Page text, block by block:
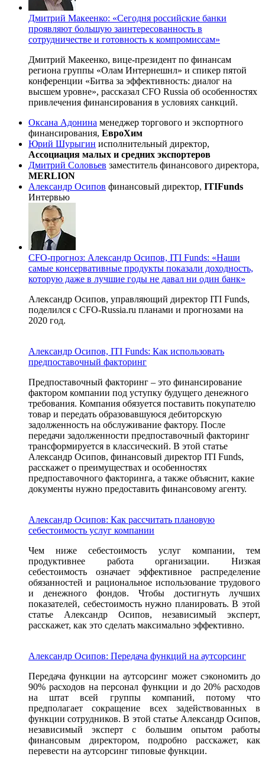
Дмитрий Макеенко: «Сегодня российские банки
проявляют большую заинтересованность в
сотрудничестве и готовность к компромиссам»
Дмитрий Макеенко, вице-президент по финансам
региона группы «Олам Интернешнл» и спикер пятой
конференции «Битва за эффективность: диалог на
высшем уровне», рассказал CFO Russia об особенностях
привлечения финансирования в условиях санкций.
Оксана Адонина менеджер торгового и экспортного
финансирования, ЕвроХим
Юрий Шурыгин исполнительный директор,
Ассоциация малых и средних экспортеров
Дмитрий Соловьев заместитель финансового директора,
MERLION
Александр Осипов финансовый директор, ITIFunds
Интервью
CFO-прогноз: Александр Осипов, ITI Funds: «Наши
самые консервативные продукты показали доходность,
которую даже в лучшие годы не давал ни один банк»
Александр Осипов, управляющий директор ITI Funds,
поделился с CFO-Russia.ru планами и прогнозами на
2020 год.
Александр Осипов, ITI Funds: Как использовать
предпоставочный факторинг
Предпоставочный факторинг – это финансирование
фактором компании под уступку будущего денежного
требования. Компания обязуется поставить покупателю
товар и передать образовавшуюся дебиторскую
задолженность на обслуживание фактору. После
передачи задолженности предпоставочный факторинг
трансформируется в классический. В этой статье
Александр Осипов, финансовый директор ITI Funds,
расскажет о преимуществах и особенностях
предпоставочного факторинга, а также объяснит, какие
документы нужно предоставить финансовому агенту.
Александр Осипов: Как рассчитать плановую
себестоимость услуг компании
Чем ниже себестоимость услуг компании, тем
продуктивнее работа организации. Низкая
себестоимость означает эффективное распределение
обязанностей и рациональное использование трудового
и денежного фондов. Чтобы достигнуть лучших
показателей, себестоимость нужно планировать. В этой
статье Александр Осипов, независимый эксперт,
расскажет, как это сделать максимально эффективно.
Александр Осипов: Передача функций на аутсорсинг
Передача функции на аутсорсинг может сэкономить до
90% расходов на персонал функции и до 20% расходов
на штат всей группы компаний, потому что
предполагает сокращение всех задействованных в
функции сотрудников. В этой статье Александр Осипов,
независимый эксперт с большим опытом работы
финансовым директором, подробно расскажет, как
перевести на аутсорсинг типовые функции.